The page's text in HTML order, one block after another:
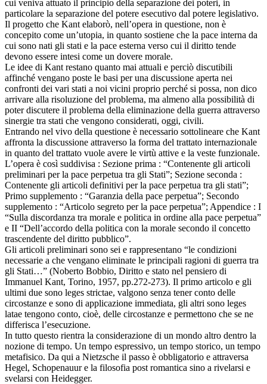
cui veniva attuato il principio della separazione dei poteri, in
particolare la separazione del potere esecutivo dal potere legislativo.
Il progetto che Kant elaborò, nell’opera in questione, non è
concepito come un’utopia, in quanto sostiene che la pace interna da
cui sono nati gli stati e la pace esterna verso cui il diritto tende
devono essere intesi come un dovere morale.
Le idee di Kant restano quanto mai attuali e perciò discutibili
affinché vengano poste le basi per una discussione aperta nei
confronti dei vari stati a noi vicini proprio perché si possa, non dico
arrivare alla risoluzione del problema, ma almeno alla possibilità di
poter discutere il problema della eliminazione della guerra attraverso
sinergie tra stati che vengono considerati, oggi, civili.
Entrando nel vivo della questione è necessario sottolineare che Kant
affronta la discussione attraverso la forma del trattato internazionale
in quanto del trattato vuole avere le virtù attive e la veste funzionale.
L’opera è così suddivisa : Sezione prima : “Contenente gli articoli
preliminari per la pace perpetua tra gli Stati”; Sezione seconda :
Contenente gli articoli definitivi per la pace perpetua tra gli stati”;
Primo supplemento : “Garanzia della pace perpetua”; Secondo
supplemento : “Articolo segreto per la pace perpetua”; Appendice : I
“Sulla discordanza tra morale e politica in ordine alla pace perpetua”
e II “Dell’accordo della politica con la morale secondo il concetto
trascendente del diritto pubblico”.
Gli articoli preliminari sono sei e rappresentano “le condizioni
necessarie a che vengano eliminate le principali ragioni di guerra tra
gli Stati…” (Noberto Bobbio, Diritto e stato nel pensiero di
Immanuel Kant, Torino, 1957, pp.272-273). Il primo articolo e gli
ultimi due sono leges strictae, valgono senza tener conto delle
circostanze e sono di applicazione immediata, gli altri sono leges
latae tengono conto, cioè, delle circostanze e permettono che se ne
differisca l’esecuzione.
In tutto questo rientra la considerazione di un mondo altro dentro la
nozione di tempo. Un tempo espressivo, un tempo storico, un tempo
metafisico. Da qui a Nietzsche il passo è obbligatorio e attraversa
Hegel, Schopenauur e la filosofia post romantica sino a rivelarsi e
svelarsi con Heidegger.